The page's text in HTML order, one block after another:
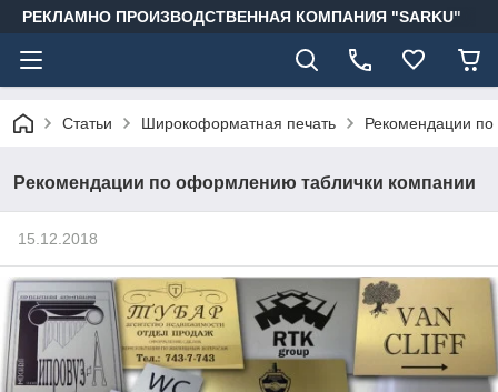
РЕКЛАМНО ПРОИЗВОДСТВЕННАЯ КОМПАНИЯ "SARKU"
Статьи Широкоформатная печать Рекомендации
Рекомендации по оформлению таблички компании
15.12.2018